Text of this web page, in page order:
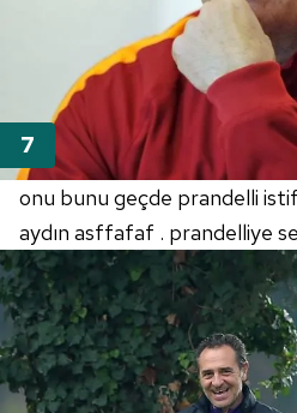
onu bunu geçde prandelli
aydın asffafaf . prandelliye